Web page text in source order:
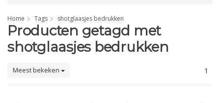
Home Tags shotglaasjes bedrukken
Producten getagd met
shotglaasjes bedrukken
Meest bekeken 1